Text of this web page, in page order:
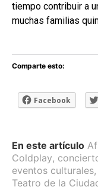
tiempo contribuir a
muchas familias
Comparte esto:
Facebook
En este artículo
Coldplay,
eventos culturales,
Teatro de la